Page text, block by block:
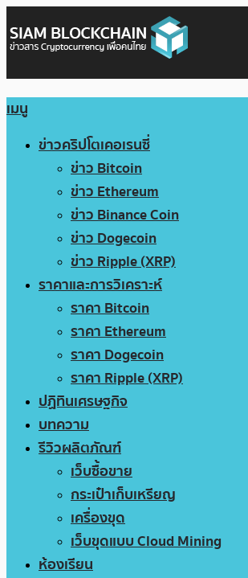
เมนู
ข่าวคริปโตเคอเรนซี่
ข่าว Bitcoin
ข่าว Ethereum
ข่าว Binance Coin
ข่าว Dogecoin
ข่าว Ripple (XRP)
ราคาและการวิเคราะห์
ราคา Bitcoin
ราคา Ethereum
ราคา Dogecoin
ราคา Ripple (XRP)
ปฏิทินเศรษฐกิจ
บทความ
รีวิวผลิตภัณฑ์
เว็บซื้อขาย
กระเป๋าเก็บเหรียญ
เครื่องขุด
เว็บขุดแบบ Cloud Mining
ห้องเรียน